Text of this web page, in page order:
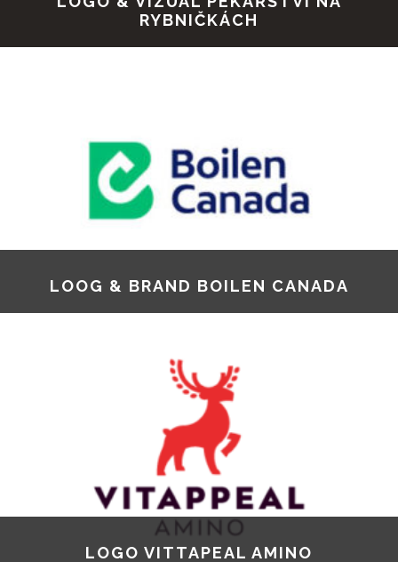
RYBNIČKÁCH
LOOG & BRAND BOILEN CANADA
LOGO VITTAPEAL AMINO